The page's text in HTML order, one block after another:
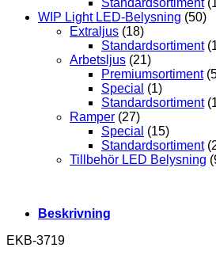
WIP Light LED-Belysning (50)
Extraljus (18)
Standardsortiment
Arbetsljus (21)
Premiumsortiment
Special (1)
Standardsortiment
Ramper (27)
Special (15)
Standardsortiment
Tillbehör LED Belysning
Beskrivning
EKB-3719